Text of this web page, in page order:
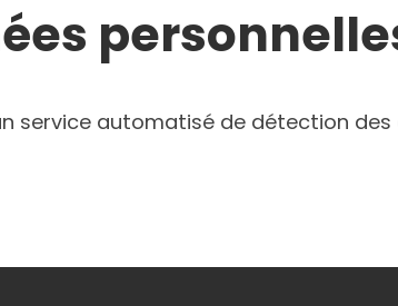
service automatisé de détection